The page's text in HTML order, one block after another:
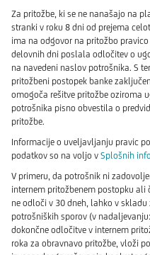
Za pritožbe, ki se ne nanašajo na
stranki v roku 8 dni od prejema
ima na odgovor na pritožbo
delovnih dni poslala odločitev o
na navedeni naslov potrošnika. S
pritožbeni postopek banke
omogoča rešitve pritožbe oziroma
potrošnika pisno obvestila o
pritožbe.
Informacije o uveljavljanju pravic
podatkov so na voljo v Splošnih
V primeru, da potrošnik ni
internem pritožbenem postopku ali
ne odloči v 30 dneh, lahko v
potrošniških sporov (v
dokončne odločitve v internem
roka za obravnavo pritožbe, vloži